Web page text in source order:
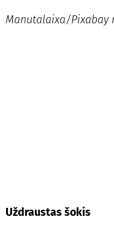
Manutalaixa/Pixabay
Uždraustas šokis